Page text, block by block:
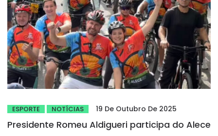
ESPORTE NOTÍCIAS 19 De Outubro De 2025
Presidente Romeu Aldigueri participa do Alece